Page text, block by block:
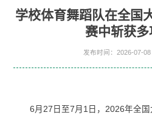
学校体育舞蹈队在全国
赛中斩获
发布时间：2026-07-08
6月27日至7月1日，2026年全国